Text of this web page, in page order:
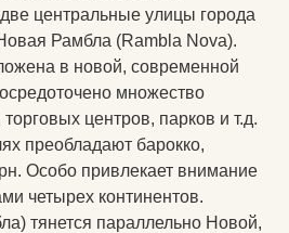
центральные улицы города
Рамбла (Rambla Nova).
в новой, современной
множество
центров, парков и т.д.
преобладают барокко,
Особо привлекает внимание
четырех континентов.
тянется параллельно Новой,